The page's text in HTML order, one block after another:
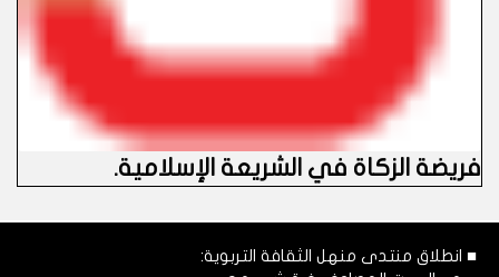
فريضة الزكاة في الشريعة الإسلامية.
■ انطلاق منتدى منهل الثقافة التربوية: